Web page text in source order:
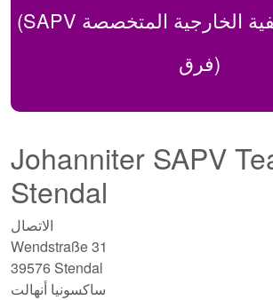
(SAPV الرعاية التلطيفية الخارجية المتخصصة
(فرق
Johanniter SAPV
Stendal
الاتصال
Wendstraße 31
39576 Stendal
ساكسونيا أنهالت